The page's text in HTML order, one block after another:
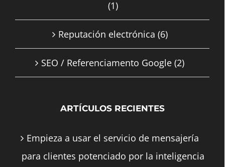
(1)
Reputación electrónica (6)
SEO / Referenciamento Google (2)
ARTÍCULOS RECIENTES
Empieza a usar el servicio de mensajería
para clientes potenciado por la inteligencia